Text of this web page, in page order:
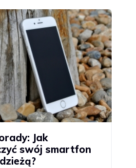
Jak
swój smartfon